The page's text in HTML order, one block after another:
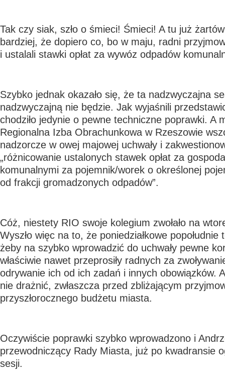
Tak czy siak, szło o śmieci! Śmieci! A tu już
bardziej, że dopiero co, bo w maju, radni
i ustalali stawki opłat za wywóz odpadów
Szybko jednak okazało się, że ta nadzwyczajna
nadzwyczajną nie będzie. Jak wyjaśnili
chodziło jedynie o pewne techniczne poprawki. A
Regionalna Izba Obrachunkowa w Rzeszowie
nadzorcze w owej majowej uchwały i
„różnicowanie ustalonych stawek opłat za
komunalnymi za pojemnik/worek o określonej
od frakcji gromadzonych odpadów”.
Cóż, niestety RIO swoje kolegium zwołało na
Wyszło więc na to, że poniedziałkowe
żeby na szybko wprowadzić do uchwały pewne
właściwie nawet przeprosiły radnych za
odrywanie ich od ich zadań i innych obowiązków.
nie drażnić, zwłaszcza przed zbliżającym
przyszłorocznego budżetu miasta.
Oczywiście poprawki szybko wprowadzono i
przewodniczący Rady Miasta, już po kwadransie
sesji.